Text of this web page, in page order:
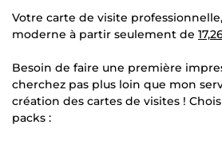
Votre carte de visite
moderne à partir seulement de
Besoin de faire une première
cherchez pas plus loin que mon
création des cartes de visites !
packs :